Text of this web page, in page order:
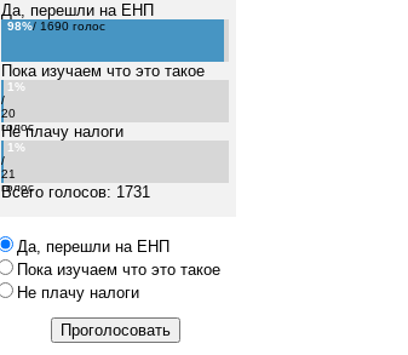
Да, перешли на ЕНП
98%/ 1690 голос
Пока изучаем что это такое
1%
/
20
голос
Не плачу налоги
1%
/
21
голос
Всего голосов: 1731
Да, перешли на ЕНП
Пока изучаем что это такое
Не плачу налоги